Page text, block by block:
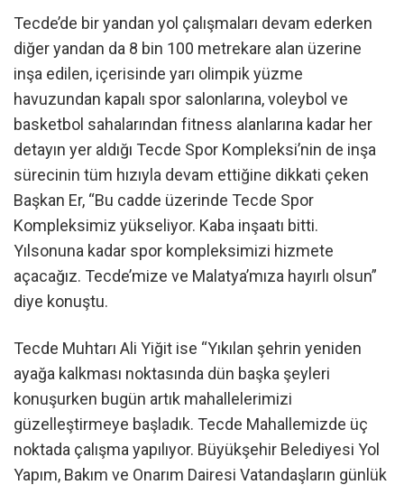
Tecde’de bir yandan yol çalışmaları devam ederken
diğer yandan da 8 bin 100 metrekare alan üzerine
inşa edilen, içerisinde yarı olimpik yüzme
havuzundan kapalı spor salonlarına, voleybol ve
basketbol sahalarından fitness alanlarına kadar her
detayın yer aldığı Tecde Spor Kompleksi’nin de inşa
sürecinin tüm hızıyla devam ettiğine dikkati çeken
Başkan Er, “Bu cadde üzerinde Tecde Spor
Kompleksimiz yükseliyor. Kaba inşaatı bitti.
Yılsonuna kadar spor kompleksimizi hizmete
açacağız. Tecde’mize ve Malatya’mıza hayırlı olsun”
diye konuştu.
Tecde Muhtarı Ali Yiğit ise “Yıkılan şehrin yeniden
ayağa kalkması noktasında dün başka şeyleri
konuşurken bugün artık mahallelerimizi
güzelleştirmeye başladık. Tecde Mahallemizde üç
noktada çalışma yapılıyor. Büyükşehir Belediyesi Yol
Yapım, Bakım ve Onarım Dairesi Vatandaşların günlük